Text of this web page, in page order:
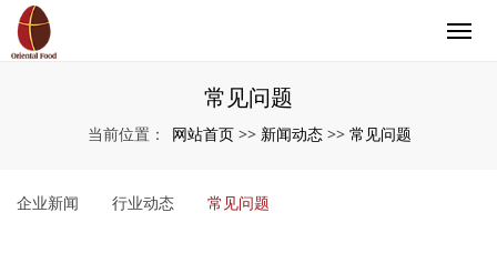
常见问题
当前位置： 网站首页 >> 新闻动态 >> 常见问题
企业新闻 行业动态 常见问题